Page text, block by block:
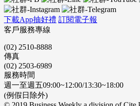
下載App抽好禮 訂閱電子報
客戶服務專線
(02) 2510-8888
傳真
(02) 2503-6989
服務時間
週一至週五09:00~12:00/13:30~18:00
(例假日除外)